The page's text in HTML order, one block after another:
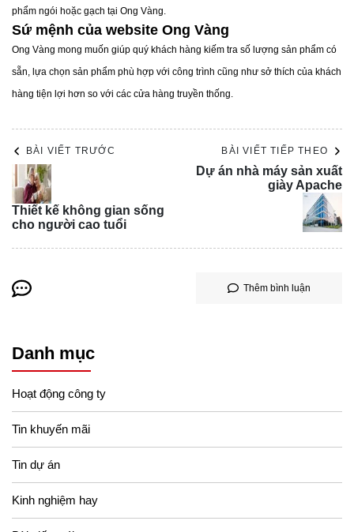
ứng dụng rộng rãi trong nhiều lĩnh vực. Ngoài ra, các kích
thước khác như 300x300, 500x500, và 600x600 mm cũng
được sử dụng tùy thuộc vào diện tích và yêu cầu của công
trình.
4. Màu sắc và hoa văn của gạch Terrazzo
vàng, xanh, cam, và các loại gạch đa màu. Ngoài màu sắc,
gạch còn có những thiết kế lạ mắt như đồng xu, mắt hươu,
hình bát giác, hình xoắn ốc, hình xoắn ốc,… Sự kết hợp
giữa màu sắc và hoa văn giúp nâng cao tính thẩm mỹ của
lối đi, sân vườn và quảng trường.
5. Ứng dụng của gạch Terrazzo trong các
phẩm ngói hoặc gạch tại Ong Vàng.
Sứ mệnh của website Ong Vàng
Ong Vàng mong muốn giúp quý khách hàng kiếm tra số lượng sản phẩm có
sẵn, lựa chọn sản phẩm phù hợp với công trình cũng như sở thích của khách
hàng tiện lợi hơn so với các cửa hàng truyền thống.
BÀI VIẾT TRƯỚC
Thiết kế không gian sống
cho người cao tuổi
BÀI VIẾT TIẾP THEO
Dự án nhà máy sản xuất
giày Apache
Thêm bình luận
Danh mục
Hoạt động công ty
Tin khuyến mãi
Tin dự án
Kinh nghiệm hay